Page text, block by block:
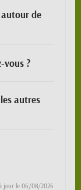
autour de
vous ?
autres
jour le 06/08/2026